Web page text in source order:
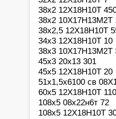
38х2 12Х18Н10Т
38х2 10Х17Н13М2Т
38х2,5 12Х18Н10Т
34х3 12Х18Н10Т 10
38х3 10Х17Н13М2Т
45х3 20х13 301
45х5 12Х18Н10Т 20
51х1,5х6100 св
60х5 12Х18Н10Т 110
108х5 08х22н6т 72
108х5 12Х18Н10Т